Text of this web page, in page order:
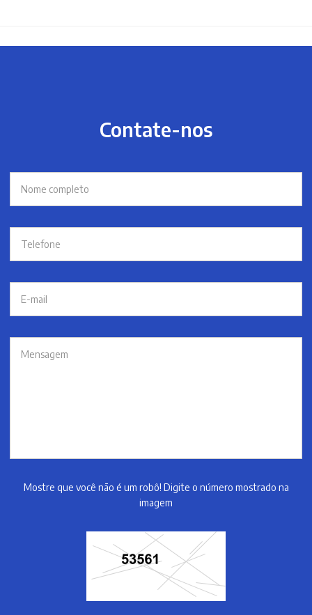
Contate-nos
Mostre que você não é um robô! Digite o número mostrado na
imagem